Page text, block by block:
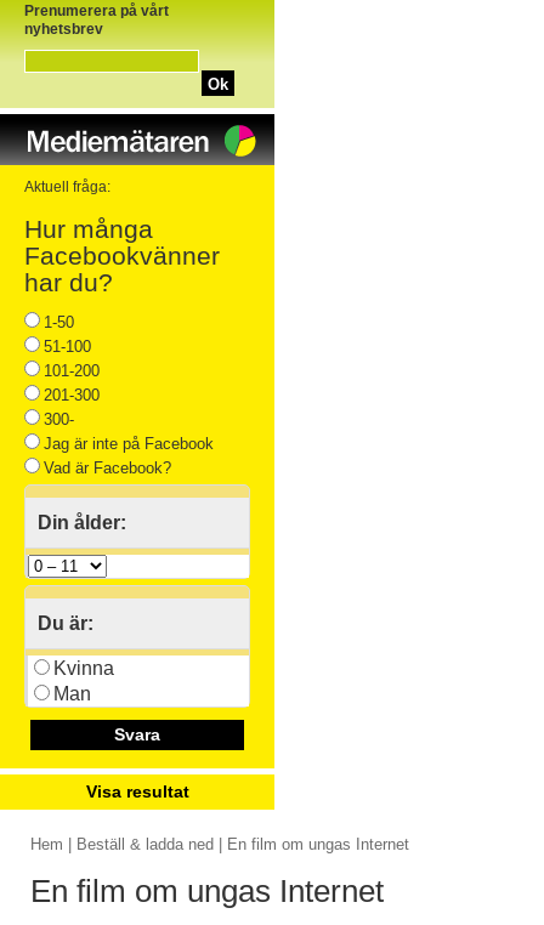
Prenumerera på vårt
nyhetsbrev
Ok
Aktuell fråga:
Hur många
Facebookvänner
har du?
1-50
51-100
101-200
201-300
300-
Jag är inte på Facebook
Vad är Facebook?
Din ålder:
Du är:
Kvinna
Man
Svara
Visa resultat
Hem | Beställ & ladda ned | En film om ungas Internet
En film om ungas Internet